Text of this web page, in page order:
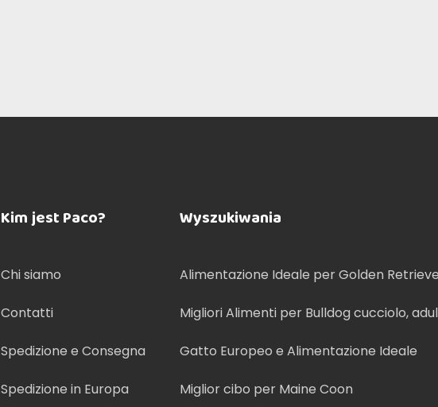
Kim jest Paco?
Chi siamo
Contatti
Spedizione e Consegna
Spedizione in Europa
Wyszukiwania
Alimentazione Ideale per Golden
Migliori Alimenti per Bulldog cucciolo,
Gatto Europeo e Alimentazione Ideale
Miglior cibo per Maine Coon